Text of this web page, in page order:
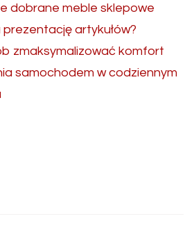
dobrane meble sklepowe
prezentację artykułów?
zmaksymalizować komfort
samochodem w codziennym